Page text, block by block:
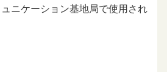
ニケーション基地局で使用され